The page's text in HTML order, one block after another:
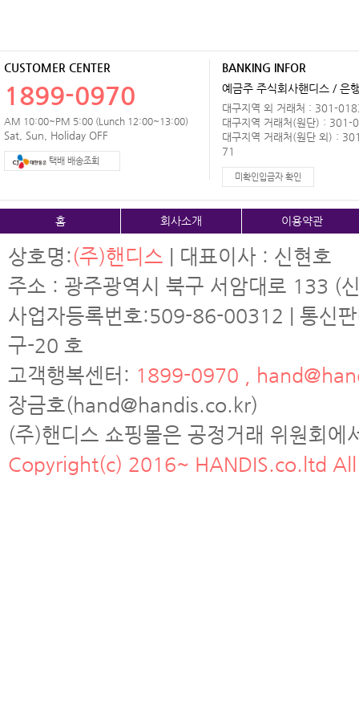
CUSTOMER CENTER
1899-0970
AM 10:00~PM 5:00 (Lunch 12:00~13:00)
Sat, Sun, Holiday OFF
택배 배송조회
BANKING INFOR
예금주 주식회사핸디스 / 은
대구지역 외 거래처 : 301-
대구지역 거래처(원단) :
대구지역 거래처(원단 외) :
71
미확인입금자 확인
홈 회사소개 이용약관
상호명:(주)핸디스 | 대표이사 : 신현호
주소 : 광주광역시 북구 서암대로 133 (
사업자등록번호:509-86-00312 | 통신
구-20 호
고객행복센터: 1899-0970 ,
장금호(hand@handis.co.kr)
(주)핸디스 쇼핑몰은 공정거래 위원회
Copyright(c) 2016~ HANDIS.co.ltd